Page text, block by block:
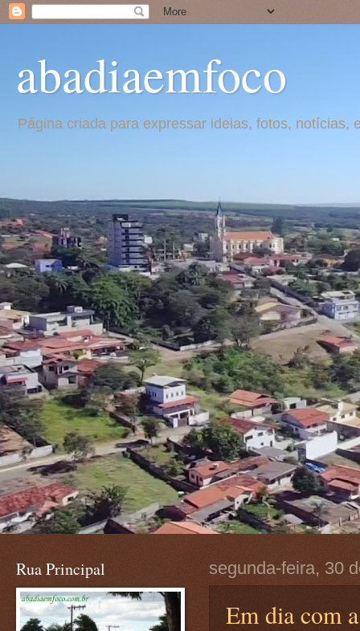
abadiaemfoco
Página criada para expressar ideias, fotos,
segunda-feira, 30
Em dia com
Rua Principal